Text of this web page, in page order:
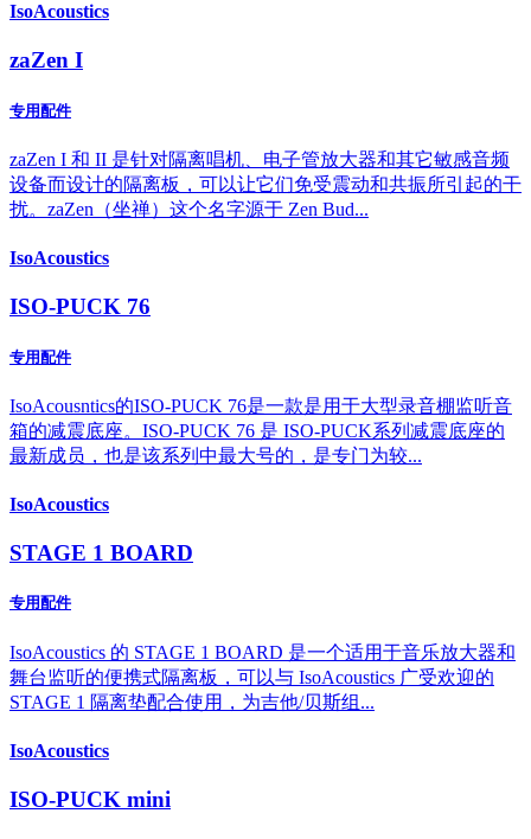
IsoAcoustics
zaZen I
专用配件
zaZen I 和 II 是针对隔离唱机、电子管放大器和其它敏感音频
设备而设计的隔离板，可以让它们免受震动和共振所引起的干
扰。zaZen（坐禅）这个名字源于 Zen Bud...
IsoAcoustics
ISO-PUCK 76
专用配件
IsoAcousntics的ISO-PUCK 76是一款是用于大型录音棚监听音
箱的减震底座。ISO-PUCK 76 是 ISO-PUCK系列减震底座的
最新成员，也是该系列中最大号的，是专门为较...
IsoAcoustics
STAGE 1 BOARD
专用配件
IsoAcoustics 的 STAGE 1 BOARD 是一个适用于音乐放大器和
舞台监听的便携式隔离板，可以与 IsoAcoustics 广受欢迎的
STAGE 1 隔离垫配合使用，为吉他/贝斯组...
IsoAcoustics
ISO-PUCK mini